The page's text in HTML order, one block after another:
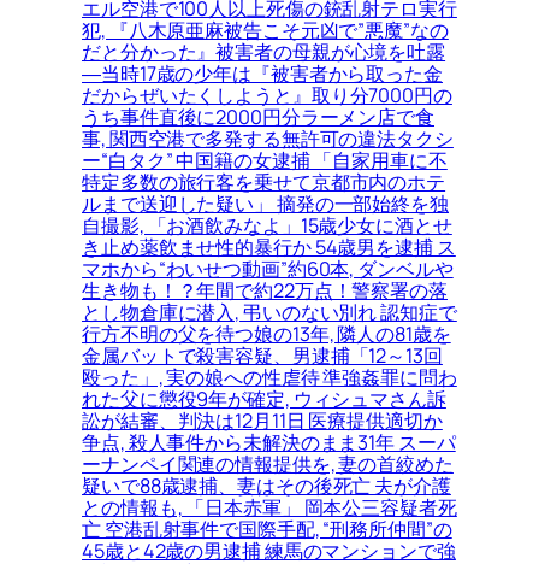
エル空港で100人以上死傷の銃乱射テロ実行
犯, 『八木原亜麻被告こそ元凶で”悪魔”なの
だと分かった』被害者の母親が心境を吐露
―当時17歳の少年は『被害者から取った金
だからぜいたくしようと』取り分7000円の
うち事件直後に2000円分ラーメン店で食
事, 関西空港で多発する無許可の違法タクシ
ー“白タク” 中国籍の女逮捕 「自家用車に不
特定多数の旅行客を乗せて京都市内のホテ
ルまで送迎した疑い」 摘発の一部始終を独
自撮影, 「お酒飲みなよ」15歳少女に酒とせ
き止め薬飲ませ性的暴行か 54歳男を逮捕 ス
マホから“わいせつ動画”約60本, ダンベルや
生き物も！？年間で約22万点！警察署の落
とし物倉庫に潜入, 弔いのない別れ 認知症で
行方不明の父を待つ娘の13年, 隣人の81歳を
金属バットで殺害容疑、男逮捕「12～13回
殴った」, 実の娘への性虐待 準強姦罪に問わ
れた父に懲役9年が確定, ウィシュマさん訴
訟が結審、判決は12月11日 医療提供適切か
争点, 殺人事件から未解決のまま31年 スーパ
ーナンペイ関連の情報提供を, 妻の首絞めた
疑いで88歳逮捕、妻はその後死亡 夫が介護
との情報も, 「日本赤軍」 岡本公三容疑者死
亡 空港乱射事件で国際手配, “刑務所仲間”の
45歳と42歳の男逮捕 練馬のマンションで強